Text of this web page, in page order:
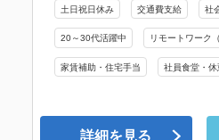
土日祝日休み 交通費支給 社
20～30代活躍中 リモートワーク
家賃補助・住宅手当 社員食堂・休
詳細を見る